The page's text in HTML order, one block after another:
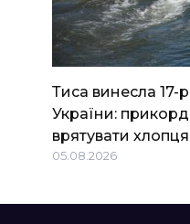
Тиса винесла 17-
України:
врятувати хлопця
05.08.2026